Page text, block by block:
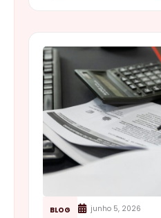
BLOG junho 5, 2026